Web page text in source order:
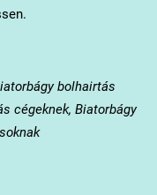
bolhairtás
cégeknek, Biatorbágy